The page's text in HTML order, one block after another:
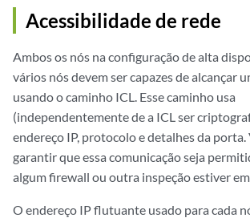
Acessibilidade de rede
Ambos os nós na configuração de alta
vários nós devem ser capazes de alcançar
usando o caminho ICL. Esse caminho usa
(independentemente de a ICL ser
endereço IP, protocolo e detalhes da porta.
garantir que essa comunicação seja
algum firewall ou outra inspeção estiver
O endereço IP flutuante usado para cada